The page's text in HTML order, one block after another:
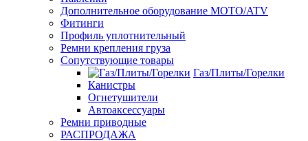
Дополнительное оборудование MOTO/ATV
Фитинги
Профиль уплотнительный
Ремни крепления груза
Сопутствующие товары
Газ/Плиты/Горелки
Канистры
Огнетушители
Автоаксессуары
Ремни приводные
РАСПРОДАЖА